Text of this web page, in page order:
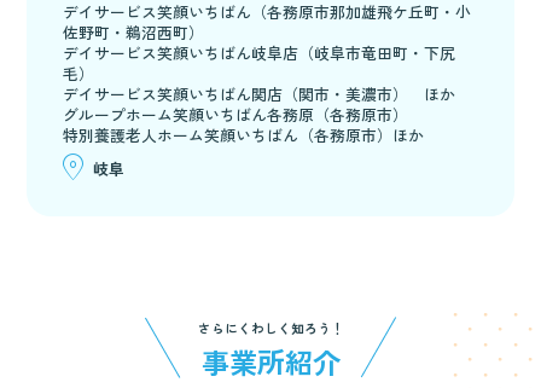
デイサービス笑顔いちばん（各務原市那加雄飛ケ丘町・小
佐野町・鵜沼西町）
デイサービス笑顔いちばん岐阜店（岐阜市竜田町・下尻
毛）
デイサービス笑顔いちばん関店（関市・美濃市） ほか
グループホーム笑顔いちばん各務原（各務原市）
特別養護老人ホーム笑顔いちばん（各務原市）ほか
岐阜
事業所紹介
さらにくわしく知ろう！